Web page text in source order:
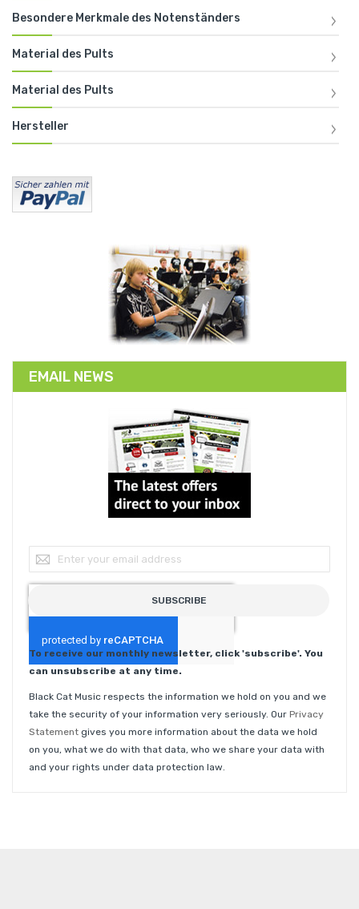
Besondere Merkmale des Notenständers
Material des Pults
Material des Pults
Hersteller
EMAIL NEWS
Sign Up for Our Newsletter:
SUBSCRIBE
To receive our monthly newsletter, click 'subscribe'. You
can unsubscribe at any time.
Black Cat Music respects the information we hold on you and we
take the security of your information very seriously. Our Privacy
Statement gives you more information about the data we hold
on you, what we do with that data, who we share your data with
and your rights under data protection law.